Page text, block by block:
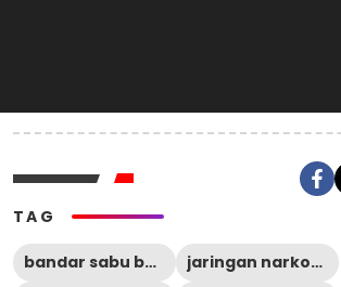
TAG
bandar sabu bungo
jaringan narkoba